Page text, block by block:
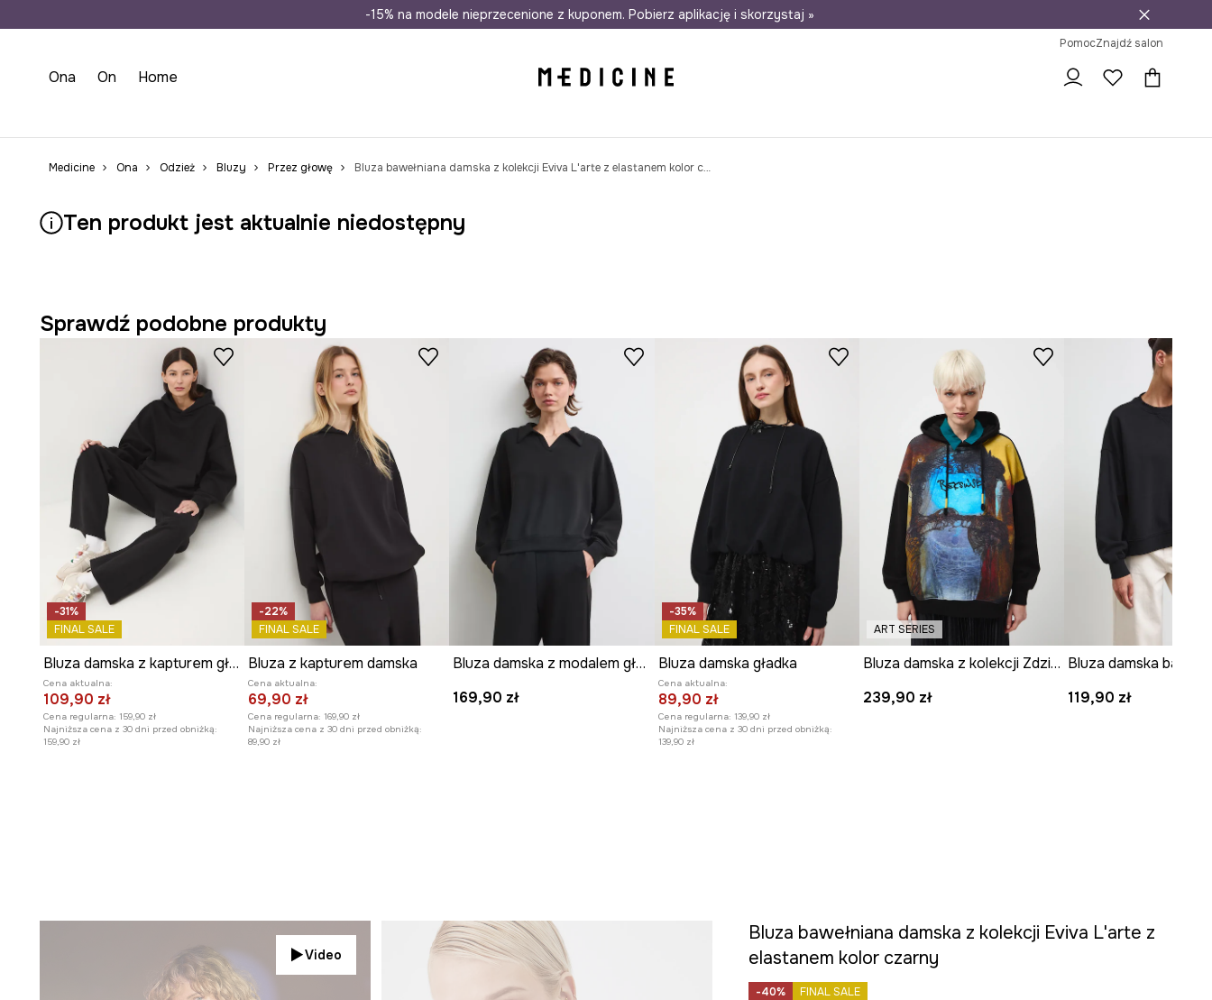
Wysyłka nawet w 24h Darmowa dostawa do salonów 30 dni na zwrot
-15% na modele nieprzecenione z kuponem. Pobierz aplikację i skorzystaj »
PomocZnajdź salon
Ona On Home
Medicine Ona Odzież Bluzy Przez głowę Bluza bawełniana damska z kolekcji Eviva L'arte z elastanem kolor czarny
Ten produkt jest aktualnie niedostępny
Sprawdź podobne produkty
-31%
FINAL SALE
Bluza damska z kapturem gładka
Cena aktualna:
109,90 zł
Cena regularna: 159,90 zł
Najniższa cena z 30 dni przed obniżką:
159,90 zł
-22%
FINAL SALE
Bluza z kapturem damska
Cena aktualna:
69,90 zł
Cena regularna: 169,90 zł
Najniższa cena z 30 dni przed obniżką:
89,90 zł
Bluza damska z modalem gładka
169,90 zł
-35%
FINAL SALE
Bluza damska gładka
Cena aktualna:
89,90 zł
Cena regularna: 139,90 zł
Najniższa cena z 30 dni przed obniżką:
139,90 zł
ART SERIES
Bluza damska z kolekcji Zdzisław Beksiński x Medicine
239,90 zł
119,90 zł
Video
Bluza bawełniana damska z kolekcji Eviva L'arte z
elastanem kolor czarny
-40% FINAL SALE